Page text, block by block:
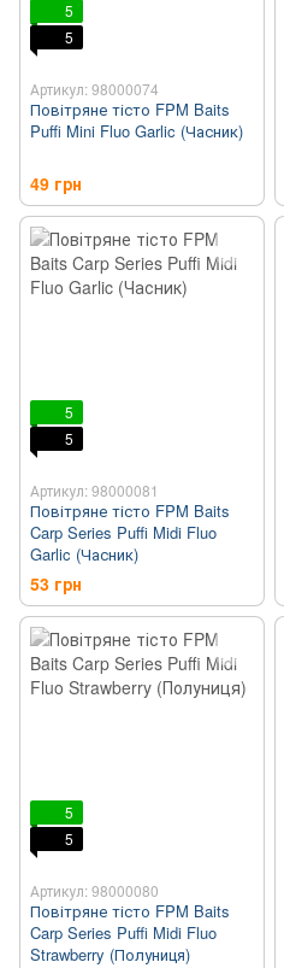
5
5
Артикул: 98000074
Повітряне тісто FPM Baits
Puffi Mini Fluo Garlic (Часник)
49 грн
5
5
Артикул: 98000081
Повітряне тісто FPM Baits
Carp Series Puffi Midi Fluo
Garlic (Часник)
53 грн
5
5
Артикул: 98000080
Повітряне тісто FPM Baits
Carp Series Puffi Midi Fluo
Strawberry (Полуниця)